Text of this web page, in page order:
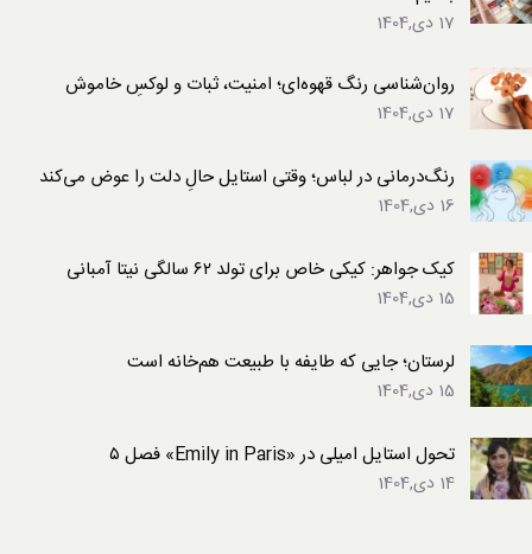
17 دی,1404
روان‌شناسی رنگ قهوه‌ای؛ امنیت، ثبات و لوکسِ خاموش
17 دی,1404
رنگ‌درمانی در لباس؛ وقتی استایل حالِ دلت را عوض می‌کند
16 دی,1404
کیک جواهر: کیکی خاص برای تولد ۶۲ سالگی نیتا آمبانی
15 دی,1404
لرستان؛ جایی که طایفه با طبیعت هم‌خانه است
15 دی,1404
تحول استایل امیلی در «Emily in Paris» فصل ۵
14 دی,1404